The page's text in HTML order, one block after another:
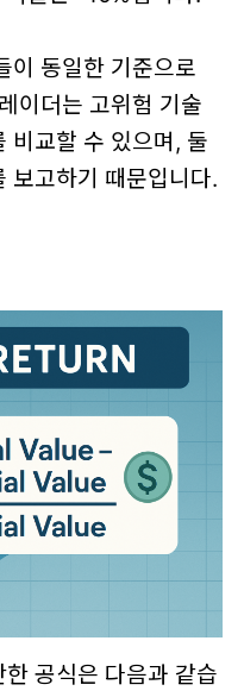
이 동일한 기준으로
이더는 고위험 기술
비교할 수 있으며, 둘
보고하기 때문입니다.
공식은 다음과 같습